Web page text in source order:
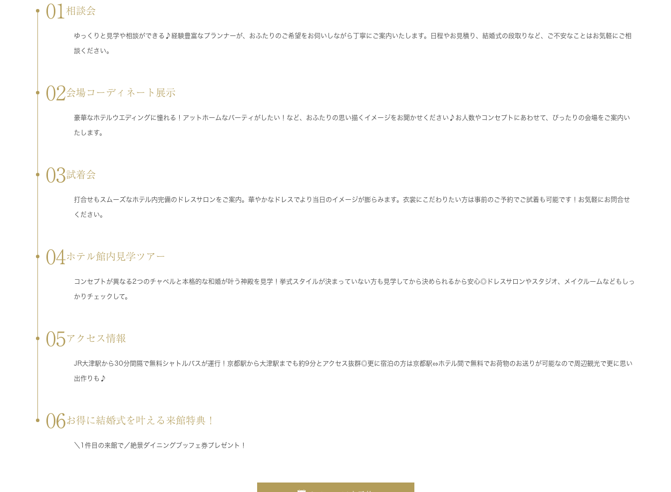
01 相談会
ゆっくりと見学や相談ができる♪経験豊富なプランナーが、おふたりのご希望をお伺いしながら丁寧にご案内いたします。日程やお見積り、結婚式の段取りなど、ご不安なことはお気軽にご相
談ください。
02会場コーディネート展示
豪華なホテルウエディングに憧れる！アットホームなパーティがしたい！など、おふたりの思い描くイメージをお聞かせください♪お人数やコンセプトにあわせて、ぴったりの会場をご案内い
たします。
03試着会
打合せもスムーズなホテル内完備のドレスサロンをご案内。華やかなドレスでより当日のイメージが膨らみます。衣裳にこだわりたい方は事前のご予約でご試着も可能です！お気軽にお問合せ
ください。
04ホテル館内見学ツアー
コンセプトが異なる2つのチャペルと本格的な和婚が叶う神殿を見学！挙式スタイルが決まっていない方も見学してから決められるから安心◎ドレスサロンやスタジオ、メイクルームなどもしっ
かりチェックして。
05 アクセス情報
JR大津駅から30分間隔で無料シャトルバスが運行！京都駅から大津駅までも約9分とアクセス抜群◎更に宿泊の方は京都駅⇔ホテル間で無料でお荷物のお送りが可能なので周辺観光で更に思い
出作りも♪
06お得に結婚式を叶える来館特典！
＼1件目の来館で／絶景ダイニングブッフェ券プレゼント！